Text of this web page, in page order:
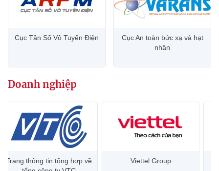
Cục Tần Số Vô Tuyến Điện
Cục An toàn bức xạ và hạt
nhân
Doanh nghiệp
Trang thông tin tổng hợp về
Viettel Group